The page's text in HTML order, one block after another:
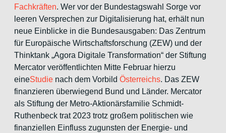
Fachkräften. Wer vor der Bundestagswahl Sorge vor
leeren Versprechen zur Digitalisierung hat, erhält nun
neue Einblicke in die Bundesausgaben: Das Zentrum
für Europäische Wirtschaftsforschung (ZEW) und der
Thinktank „Agora Digitale Transformation“ der Stiftung
Mercator veröffentlichten Mitte Februar hierzu
eineStudie nach dem Vorbild Österreichs. Das ZEW
finanzieren überwiegend Bund und Länder. Mercator
als Stiftung der Metro-Aktionärsfamilie Schmidt-
Ruthenbeck trat 2023 trotz großem politischen wie
finanziellen Einfluss zugunsten der Energie- und